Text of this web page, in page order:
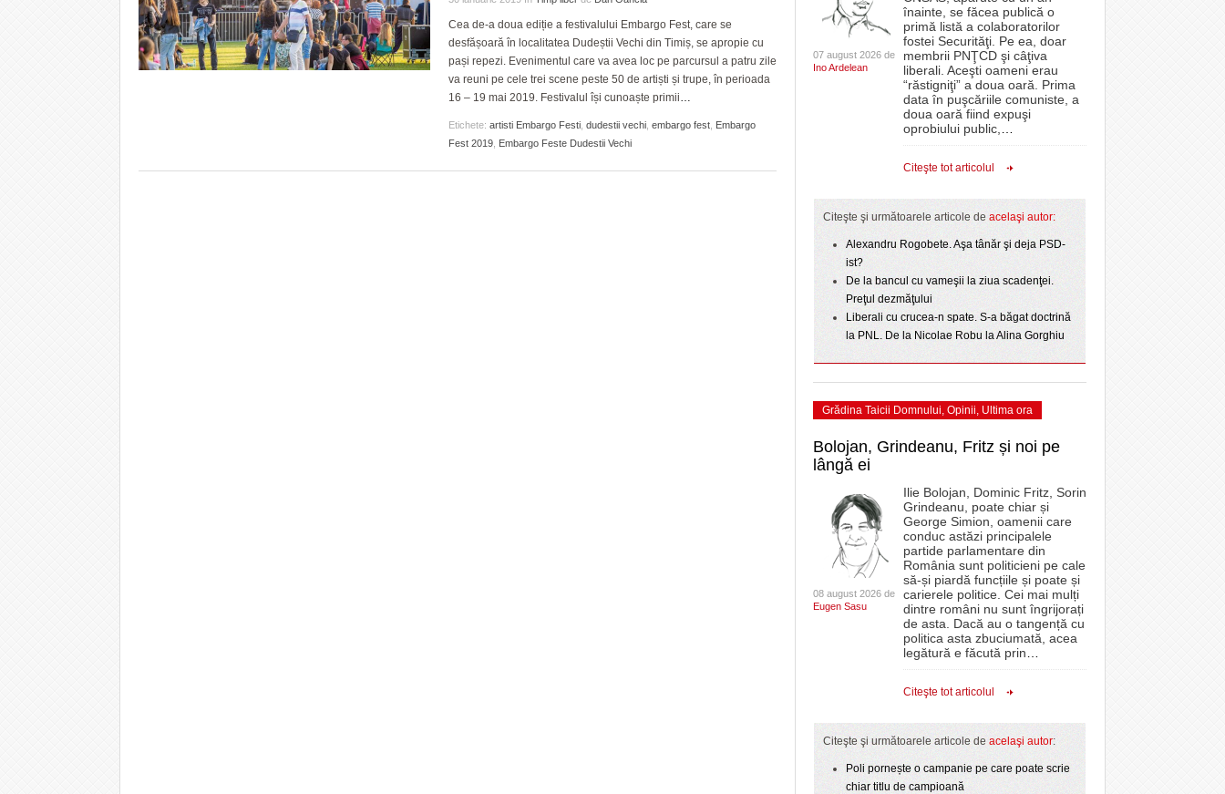
Timișoara are de luni șase noi cetățeni de
onoare/FOTO - 3 August 2026
View all
mari probleme cu ANI, dar a fost salvat de PSD
şi Ecaterina Andronescu
Sorin Şipoş nu le dă nicio speranţă PSD-iştilor:
“Nu veți câștiga niciodată Timișoara. Nici în
2028, nici în 3028, când Dominic Fritz sigur nu
va mai fi primar- 5 August 2026
României. Vezi cu cine joacă vesticele
August 2026
Semne bune sezonul are! Politehnica bate
Chindia mult mai clar decât o arată scorul
- 4
August 2026
ZIARISTU’ DE
TERASĂ
KIERKEGAARD
JOCURI ONLINE
ISWinT şi concert Dragoş Moldovan, cinema în
aer liber și activități pentru cei mici- 7 August
2026
Pentru micuţii din Giarmata, miercuri, timp de o
oră, a venit „ploaia”. Apa a fost asigurată de
pompierii voluntari- 6 August 2026
proiectelor derulate de instituție din fonduri
europene/FOTO
ANAF oferă persoanelor fizice posibilitatea să
beneficieze de Declarația Unică 212
precompletată- 25 November 2025
CLIPURI VIDEO
JOCURI ONLINE
DIVERSE
FARMACII DIN
TIMIŞOARA
HARTA TIMIŞOAREI
LICEE, ŞCOLI ŞI
SFATUL MEDICULUI
Cea de-a doua ediție a festivalului Embargo Fest, care se
desfășoară în localitatea Dudeștii Vechi din Timiș, se apropie cu
pași repezi. Evenimentul care va avea loc pe parcursul a patru zile
va reuni pe cele trei scene peste 50 de artiști și trupe, în perioada
16 – 19 mai 2019. Festivalul își cunoaște primii…
Etichete: artisti Embargo Festi dudestii vechi embargo fest Embargo
Fest 2019 Embargo Feste Dudestii Vechi
07 august 2026 de
Ino Ardelean
înainte, se făcea publică o
primă listă a colaboratorilor
fostei Securităţi. Pe ea, doar
membrii PNŢCD şi câţiva
liberali. Aceşti oameni erau
“răstigniţi” a doua oară. Prima
data în puşcăriile comuniste, a
doua oară fiind expuşi
oprobiului public,
Citeşte tot articolul
Citeşte şi următoarele articole de acelaşi autor:
Alexandru Rogobete. Aşa tânăr şi deja PSD-
ist?
De la bancul cu vameşii la ziua scadenţei.
Preţul dezmăţului
Liberali cu crucea-n spate. S-a băgat doctrină
la PNL. De la Nicolae Robu la Alina Gorghiu
Grădina Taicii Domnului, Opinii, Ultima ora
Bolojan, Grindeanu, Fritz și noi pe
lângă ei
08 august 2026 de
Eugen Sasu
Ilie Bolojan, Dominic Fritz, Sorin
Grindeanu, poate chiar și
George Simion, oamenii care
conduc astăzi principalele
partide parlamentare din
România sunt politicieni pe cale
să-și piardă funcțiile și poate și
carierele politice. Cei mai mulți
dintre români nu sunt îngrijorați
de asta. Dacă au o tangență cu
politica asta zbuciumată, acea
legătură e făcută prin
Citeşte tot articolul
Citeşte şi următoarele articole de acelaşi autor:
Poli pornește o campanie pe care poate scrie
chiar titlu de campioană